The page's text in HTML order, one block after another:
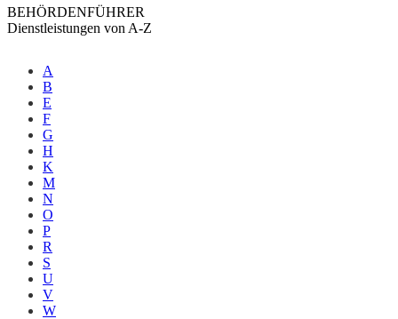
BEHÖRDENFÜHRER
Dienstleistungen von A-Z
A
B
E
F
G
H
K
M
N
O
P
R
S
U
V
W